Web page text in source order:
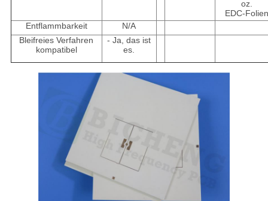
oz.
EDC-Folien
Entflammbarkeit
N/A
Bleifreies Verfahren
kompatibel
- Ja, das ist
es.